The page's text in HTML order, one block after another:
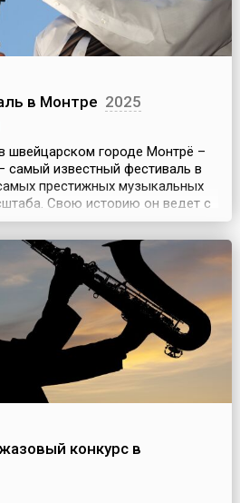
в Монтре 2025
швейцарском городе Монтрё –
самый известный фестиваль в
престижных музыкальных
Свою историю он ведет с
год и длится чуть более
стартует в конце июня –
и бесcменный руководитель (до
Festival – К...
конкурс в